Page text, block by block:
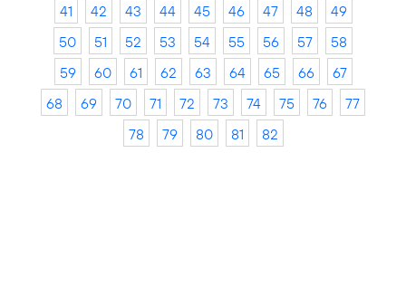
41
42 43 44 45 46 47 48
49
50
51 52 53 54 55 56 57
58
59
60 61 62 63 64 65 66
67
68
69 70 71 72 73 74 75 76
77
78
79 80 81 82